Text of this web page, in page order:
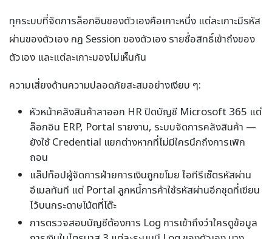
ทุกระบบที่จัดการล็อกอินของตัวเองคือเกาะหนึ่ง แต่ละเกาะมีรหัส
ผ่านของตัวเอง กฎ Session ของตัวเอง รายชื่อสิทธิ์เข้าถึงของ
ตัวเอง และแต่ละเกาะมองไม่เห็นกัน
ความเสี่ยงด้านความปลอดภัยสะสมอย่างเงียบ ๆ:
หัวหน้าคลังสินค้าลาออก HR ปิดบัญชี Microsoft 365 แต่
ล็อกอิน ERP, Portal รายงาน, ระบบจัดการคลังสินค้า —
ยังใช้ Credential แยกต่างหากที่ไม่มีใครนึกถึงการเพิก
ถอน
แล็ปท็อปผู้จัดการฝ่ายการเงินถูกขโมย ไอทีรีเซ็ตรหัสผ่าน
อีเมลทันที แต่ Portal ลูกหนี้การค้าใช้รหัสผ่านอีกชุดที่เขียน
ไว้บนกระดาษโน้ตที่โต๊ะ
การตรวจสอบบัญชีต้องการ Log การเข้าถึงว่าใครดูข้อมูล